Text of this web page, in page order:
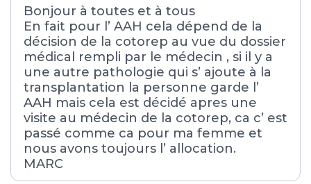
Bonjour à toutes et à tous
En fait pour l’ AAH cela dépend de la
décision de la cotorep au vue du dossier
médical rempli par le médecin , si il y a
une autre pathologie qui s’ ajoute à la
transplantation la personne garde l’
AAH mais cela est décidé apres une
visite au médecin de la cotorep, ca c’ est
passé comme ca pour ma femme et
nous avons toujours l’ allocation.
MARC